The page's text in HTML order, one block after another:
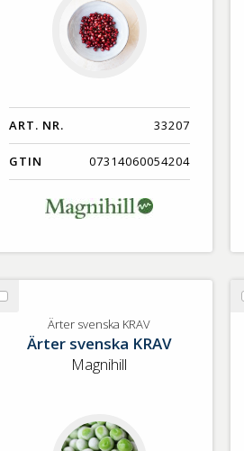
ART. NR. 33207
GTIN 07314060054204
Välj
svenska
Ärter svenska KRAV
Ärter svenska KRAV
Magnihill